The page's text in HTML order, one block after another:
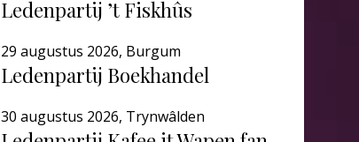
Ledenpartij ’t Fiskhûs
29 augustus 2026, Burgum
Ledenpartij Boekhandel
30 augustus 2026, Trynwâlden